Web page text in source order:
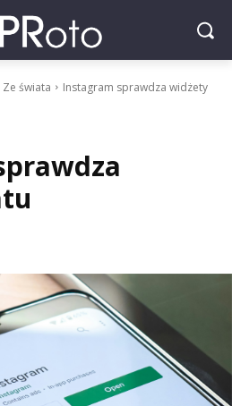
Ze świata
Instagram sprawdza widżety